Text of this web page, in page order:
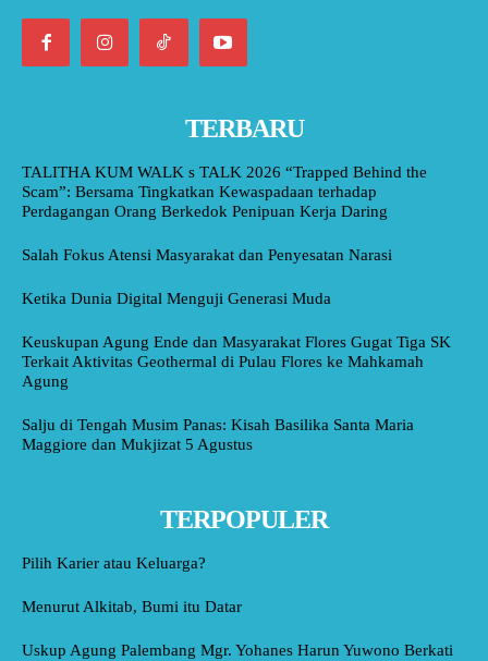
TERBARU
TALITHA KUM WALK s TALK 2026 “Trapped Behind the
Scam”: Bersama Tingkatkan Kewaspadaan terhadap
Perdagangan Orang Berkedok Penipuan Kerja Daring
Salah Fokus Atensi Masyarakat dan Penyesatan Narasi
Ketika Dunia Digital Menguji Generasi Muda
Keuskupan Agung Ende dan Masyarakat Flores Gugat Tiga SK
Terkait Aktivitas Geothermal di Pulau Flores ke Mahkamah
Agung
Salju di Tengah Musim Panas: Kisah Basilika Santa Maria
Maggiore dan Mukjizat 5 Agustus
TERPOPULER
Pilih Karier atau Keluarga?
Menurut Alkitab, Bumi itu Datar
Uskup Agung Palembang Mgr. Yohanes Harun Yuwono Berkati